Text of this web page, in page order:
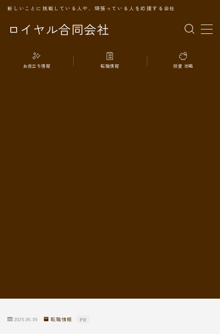
ロイヤル合同会社
新しいことに挑戦している人や、頑張っている人を応援する会社
MENU
TOPページ
お役立ち情報 転職情報 投資 攻略
2025.06.09 転職情報 PR